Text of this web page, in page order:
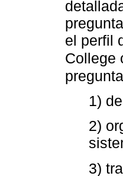
el perfil
College
1)
2)
3)